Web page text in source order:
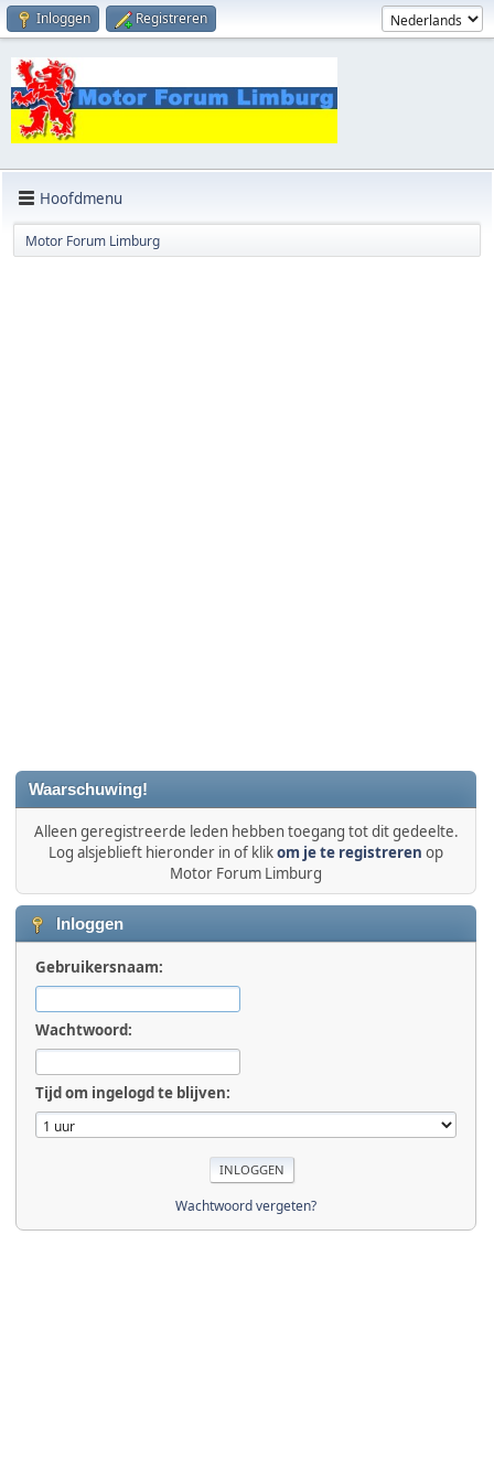
Inloggen Registreren
Hoofdmenu
Motor Forum Limburg
Waarschuwing!
Alleen geregistreerde leden hebben toegang tot dit gedeelte.
Log alsjeblieft hieronder in of klikom je te registreren op
Motor Forum Limburg
Inloggen
Gebruikersnaam:
Wachtwoord:
Tijd om ingelogd te blijven:
Wachtwoord vergeten?